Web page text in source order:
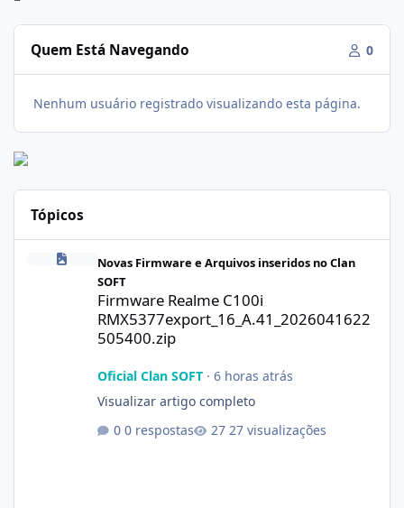
Quem Está Navegando 0
Nenhum usuário registrado visualizando esta página.
Tópicos
Firmware Realme C100i
Novas Firmware e Arquivos inseridos no Clan
SOFT
Firmware Realme C100i
RMX5377export_16_A.41_2026041622
505400.zip
Oficial Clan SOFT· 6 horas atrás
Visualizar artigo completo
0 respostas
27 visualizações